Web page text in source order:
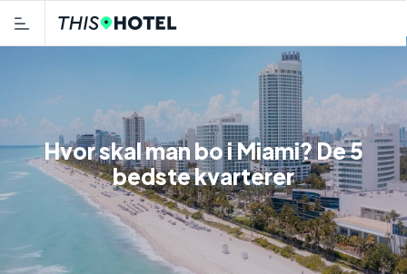
Hvor skal man bo i Miami? De 5
bedste kvarterer